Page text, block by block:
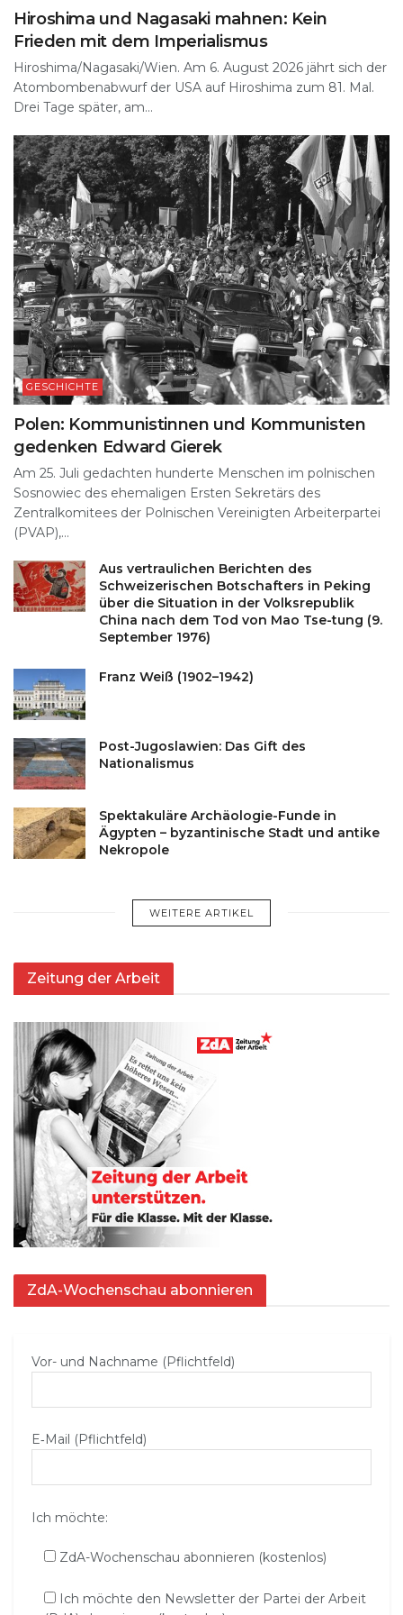
Hiroshima und Nagasaki mahnen: Kein
Frieden mit dem Imperialismus
Hiroshima/Nagasaki/Wien. Am 6. August 2026 jährt sich der
Atombombenabwurf der USA auf Hiroshima zum 81. Mal.
Drei Tage später, am...
GESCHICHTE
Polen: Kommunistinnen und Kommunisten
gedenken Edward Gierek
Am 25. Juli gedachten hunderte Menschen im polnischen
Sosnowiec des ehemaligen Ersten Sekretärs des
Zentralkomitees der Polnischen Vereinigten Arbeiterpartei
(PVAP),...
Aus vertraulichen Berichten des
Schweizerischen Botschafters in Peking
über die Situation in der Volksrepublik
China nach dem Tod von Mao Tse-tung (9.
September 1976)
Franz Weiß (1902–1942)
Post-Jugoslawien: Das Gift des
Nationalismus
Spektakuläre Archäologie-Funde in
Ägypten – byzantinische Stadt und antike
Nekropole
WEITERE ARTIKEL
Zeitung der Arbeit
ZdA-Wochenschau abonnieren
Vor- und Nachname (Pflichtfeld)
E‑Mail (Pflichtfeld)
Ich möchte:
ZdA-Wochenschau abonnieren (kostenlos)
Ich möchte den Newsletter der Partei der Arbeit